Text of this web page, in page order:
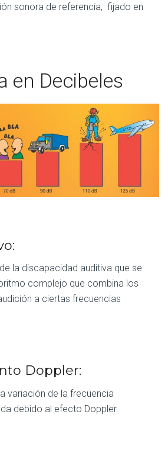
sonora de referencia, fijado en
en Decibeles
la discapacidad auditiva que se
complejo que combina los
a ciertas frecuencias
Doppler:
variación de la frecuencia
debido al efecto Doppler.